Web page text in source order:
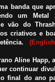
banda que
um Metal
vão do
criativos e
Aline Happ,
continuar
final do ano